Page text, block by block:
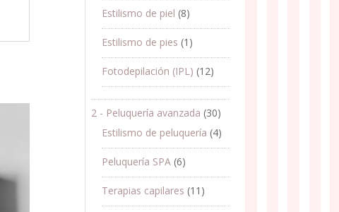
Estilismo de piel (8)
Estilismo de pies (1)
Fotodepilación (IPL) (12)
2 - Peluquería avanzada (30)
Estilismo de peluquería (4)
Peluquería SPA (6)
Terapias capilares (11)